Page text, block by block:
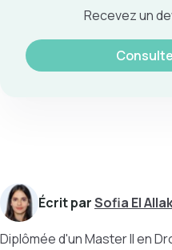
Recevez un
Écrit parSofia El
Diplômée d'un Master II en